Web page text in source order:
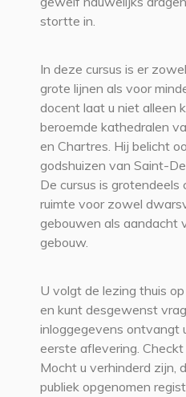
stortte in.
In deze cursus is er
grote lijnen als voor
docent laat u niet alleen
beroemde kathedralen
en Chartres. Hij belicht
godshuizen van Saint-
De cursus is grotendeels
ruimte voor zowel
gebouwen als aandacht
gebouw.
U volgt de lezing thuis
en kunt desgewenst
inloggegevens ontvangt
eerste aflevering.
Mocht u verhinderd zijn,
publiek opgenomen